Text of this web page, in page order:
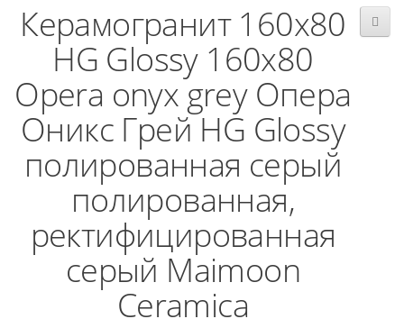
Керамогранит 160x80
HG Glossy 160x80
Opera onyx grey Опера
Оникс Грей HG Glossy
полированная серый
полированная,
ректифицированная
серый Maimoon
Ceramica